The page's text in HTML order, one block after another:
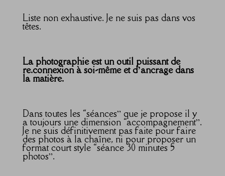
Liste non exhaustive. Je ne suis pas dans vos
têtes.
La photographie est un outil puissant de
re.connexion à soi-même et d’ancrage dans
la matière.
Dans toutes les “séances” que je propose il y
a toujours une dimension “accompagnement”.
Je ne suis définitivement pas faite pour faire
des photos à la chaîne, ni pour proposer un
format court style “séance 30 minutes 5
photos”.